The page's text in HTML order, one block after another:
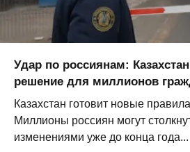
Удар по россиянам:
решение для миллионов
Казахстан готовит новые
Миллионы россиян могут
изменениями уже до конца года...